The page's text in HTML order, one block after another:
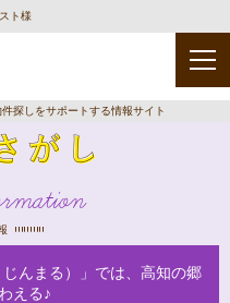
ト様
探しをサポートする情報サイト
んまる）」では、高知の郷
える♪